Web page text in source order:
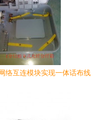
络互连模块实现一体话布线